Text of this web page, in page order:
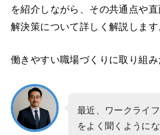
を紹介しながら、その共通点や
解決策について詳しく解説します
働きやすい職場づくりに取り組み
最近、ワークライ
をよく聞くように